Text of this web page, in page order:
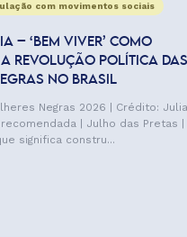
com movimentos sociais
– ‘BEM VIVER’ COMO
REVOLUÇÃO POLÍTICA DAS
NO BRASIL
Negras 2026 | Crédito:
| Julho das Pretas |
significa constru...